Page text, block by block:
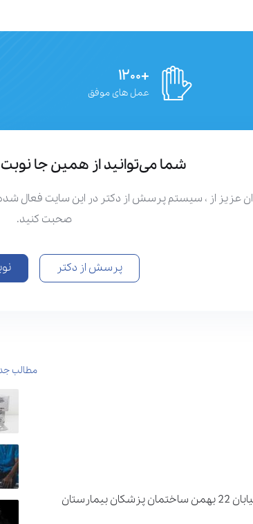
+۱۲۰۰
عمل های موفق
شما می‌توانید از همین جا نوبت
عزیز از ، سیستم پرسش از دکتر در این سایت فعال
صحبت کنید.
پرسش از دکتر
تهران، میدان اقدسیه ، خیابان اراج خیابان 22 بهمن ساختمان پزشکان بیمارستان
مطالب